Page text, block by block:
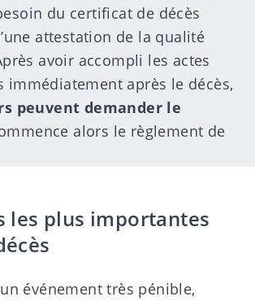
du certificat de décès
attestation de la qualité
avoir accompli les actes
immédiatement après le décès,
peuvent demander le
alors le règlement de
les plus importantes
événement très pénible,